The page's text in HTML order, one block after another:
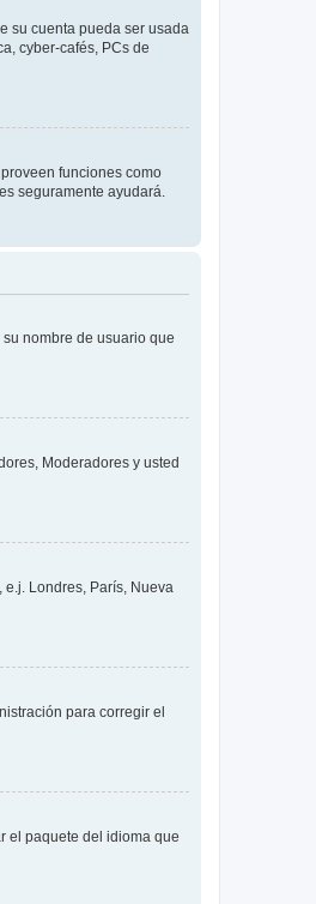
su cuenta pueda ser usada
cyber-cafés, PCs de
funciones como
seguramente ayudará.
nombre de usuario que
Moderadores y usted
Londres, París, Nueva
para corregir el
el paquete del idioma que